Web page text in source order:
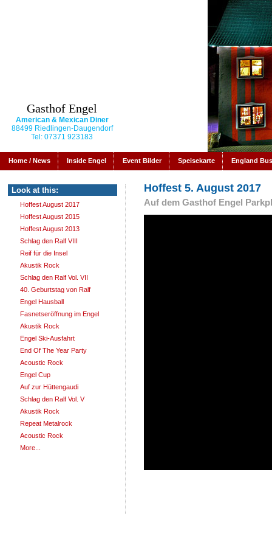
Gasthof Engel
American & Mexican Diner
88499 Riedlingen-Daugendorf
Tel: 07371 923183
Home / News Inside Engel Event Bilder Speisekarte England Bus
Look at this:
Hoffest August 2017
Hoffest August 2015
Hoffest August 2013
Schlag den Ralf VIII
Reif für die Insel
Akustik Rock
Schlag den Ralf Vol. VII
40. Geburtstag von Ralf
Engel Hausball
Fasnetseröffnung im Engel
Akustik Rock
Engel Ski-Ausfahrt
End Of The Year Party
Acoustic Rock
Engel Cup
Auf zur Hüttengaudi
Schlag den Ralf Vol. V
Akustik Rock
Repeat Metalrock
Acoustic Rock
More...
Hoffest 5. August 2017
Auf dem Gasthof Engel